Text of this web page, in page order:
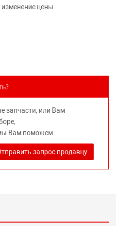
цены.
частей для
товарных знаков.
покупателю необходимую и
товаре, предлагаемом к
их правильного
(изготовителя) Законом
запчасти, или Вам
Вам поможем.
запрос продавцу